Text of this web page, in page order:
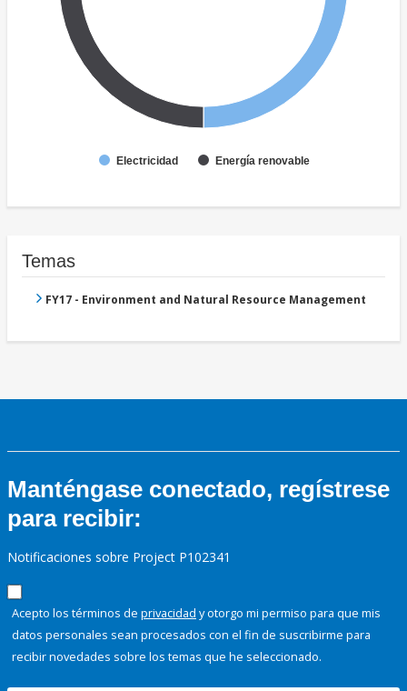
Electricidad Energía renovable
Temas
FY17 - Environment and Natural Resource Management
Manténgase conectado, regístrese
para recibir:
Notificaciones sobre Project P102341
Acepto los términos de privacidad y otorgo mi permiso para que mis
datos personales sean procesados con el fin de suscribirme para
recibir novedades sobre los temas que he seleccionado.